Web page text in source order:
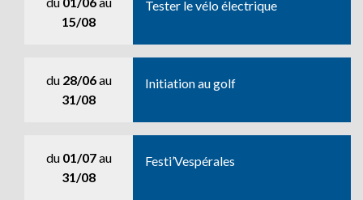
15/08
Tester le vélo électrique
du 28/06au
31/08
Initiation au golf
du 01/07au
31/08
Festi’Vespérales